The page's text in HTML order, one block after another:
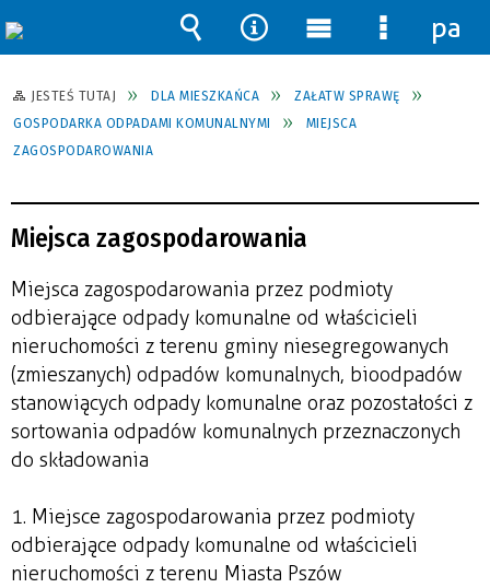
JESTEŚ TUTAJ DLA MIESZKAŃCA
ZAŁATW SPRAWĘ
GOSPODARKA ODPADAMI KOMUNALNYMI
MIEJSCA
ZAGOSPODAROWANIA
Miejsca zagospodarowania
Miejsca zagospodarowania przez podmioty
odbierające odpady komunalne od właścicieli
nieruchomości z terenu gminy niesegregowanych
(zmieszanych) odpadów komunalnych, bioodpadów
stanowiących odpady komunalne oraz pozostałości z
sortowania odpadów komunalnych przeznaczonych
do składowania
1. Miejsce zagospodarowania przez podmioty
odbierające odpady komunalne od właścicieli
nieruchomości z terenu Miasta Pszów
Wyszukiwarka
Narzędzia
Menu
główne
Menu